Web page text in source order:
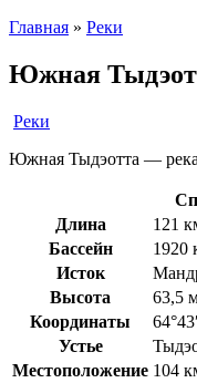
Главная » Реки
Южная
Реки
Южная Тыдэотта — река
Длина
121
Бассейн
1920
Исток
Высота
63,5
Координаты
Устье
Местоположение 104